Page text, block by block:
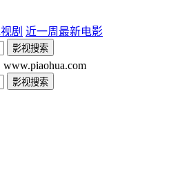
剧 近一周最新电影